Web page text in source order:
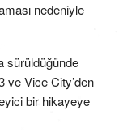
nedeniyle
sürüldüğünde
ve Vice City’den
bir hikayeye